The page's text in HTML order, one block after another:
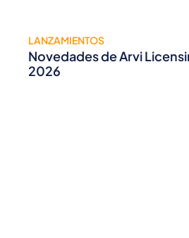
LANZAMIENTOS
Novedades de Arvi
2026